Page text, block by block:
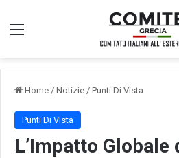
Menu
Home / Notizie / Punti Di Vista
Punti Di Vista
L’Impatto Globale